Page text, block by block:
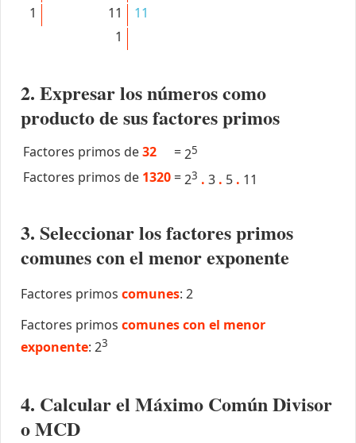
1
11
11
1
2. Expresar los números como
producto de sus factores primos
Factores primos de32 =25
Factores primos de 1320 =23 . 3 . 5 . 11
3. Seleccionar los factores primos
comunes con el menor exponente
Factores primos comunes: 2
Factores primos comunes con el menor
exponente: 23
4. Calcular el Máximo Común Divisor
o MCD